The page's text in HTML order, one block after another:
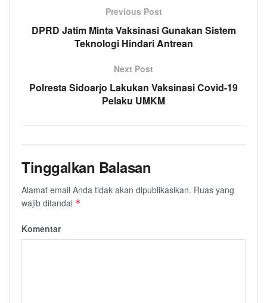
Previous Post
DPRD Jatim Minta Vaksinasi Gunakan Sistem
Teknologi Hindari Antrean
Next Post
Polresta Sidoarjo Lakukan Vaksinasi Covid-19
Pelaku UMKM
Tinggalkan Balasan
Alamat email Anda tidak akan dipublikasikan. Ruas yang
wajib ditandai *
Komentar